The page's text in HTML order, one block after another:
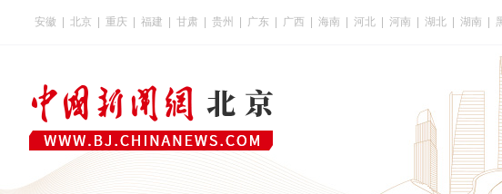
安徽 北京 重庆 福建 甘肃 贵州 广东 广西 海南 河北 河南 湖北 湖南